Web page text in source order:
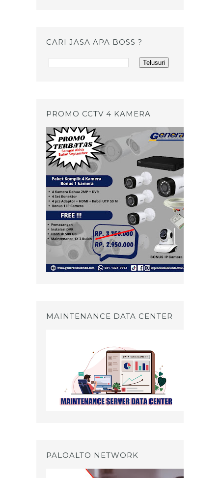
CARI JASA APA BOSS ?
PROMO CCTV 4 KAMERA
MAINTENANCE DATA CENTER
PALOALTO NETWORK